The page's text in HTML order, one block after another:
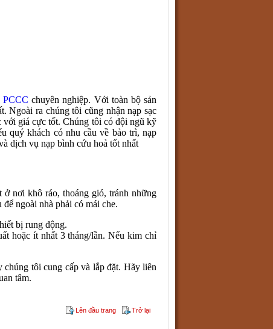
PCCC chuyên nghiệp. Với toàn bộ sản
Ngoài ra chúng tôi cũng nhận nạp sạc
với giá cực tốt. Chúng tôi có đội ngũ kỹ
quý khách có nhu cầu về bảo trì, nạp
dịch vụ nạp bình cứu hoả tốt nhất
nơi khô ráo, thoáng gió, tránh những
ngoài nhà phải có mái che.
bị rung động.
hoặc ít nhất 3 tháng/lần. Nếu kim chỉ
tôi cung cấp và lắp đặt. Hãy liên
tâm.
Lên đầu trang Trở lại